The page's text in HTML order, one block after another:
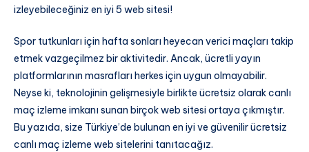
izleyebileceğiniz en iyi 5 web sitesi!
Spor tutkunları için hafta sonları heyecan verici maçları takip
etmek vazgeçilmez bir aktivitedir. Ancak, ücretli yayın
platformlarının masrafları herkes için uygun olmayabilir.
Neyse ki, teknolojinin gelişmesiyle birlikte ücretsiz olarak canlı
maç izleme imkanı sunan birçok web sitesi ortaya çıkmıştır.
Bu yazıda, size Türkiye’de bulunan en iyi ve güvenilir ücretsiz
canlı maç izleme web sitelerini tanıtacağız.